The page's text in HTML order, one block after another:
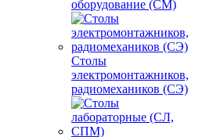
оборудование (СМ)
Столы
электромонтажников,
радиомехаников (СЭ)